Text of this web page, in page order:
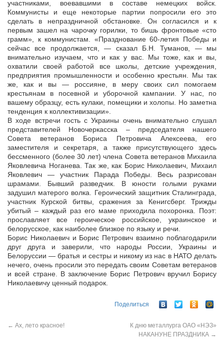
участниками, воевавшими в составе немецких войск.
Коммунисты и еще некоторые партии попросили его это
сделать в непраздничной обстановке. Он согласился и к
первым зашел на чарочку горилки, то бишь фронтовые «сто
грамм», к коммунистам. «Празднование 60-летия Победы и
сейчас все продолжается, — сказал Б.Н. Туманов, — мы
внимательно изучаем, что и как у вас. Мы тоже, как и вы,
охватили своей работой все школы, детские учреждения,
предприятия промышленности и особенно крестьян. Мы так
же, как и вы — россияне, в меру своих сил помогаем
крестьянам в посевной и уборочной кампании. У нас, по
вашему образцу, есть кулаки, помещики и холопы. Но заметна
тенденция к коллективизации».
В ходе встречи гость с Украины очень внимательно слушал
представителей Новочеркасска – председателя нашего
Совета ветеранов Бориса Петровича Алексеева, его
заместителя и секретаря, а также присутствующего здесь
бессменного (более 30 лет) члена Совета ветеранов Михаила
Яковлевича Ноганева. Так же, как Борис Николаевич, Михаил
Яковлевич — участник Парада Победы. Весь разрисован
шрамами. Бывший разведчик. В юности голыми руками
задушил матерого волка. Героический защитник Сталинграда,
участник Курской битвы, сражения за Кенигсберг. Трижды
убитый – каждый раз его маме приходила похоронка. Поэт:
прославляет все героическое российское, украинское и
белорусское, как наиболее близкое по языку и речи.
Борис Николаевич и Борис Петрович взаимно поблагодарили
друг друга и заверили, что народы России, Украины и
Белоруссии — братья и сестры и никому из нас в НАТО делать
нечего, очень просили это передать своим Советам ветеранов
и всей стране. В заключение Борис Петрович вручил Борису
Николаевичу ценный подарок.
Поделиться
← Ах, лето красное!
К дню металлурга ОАО «НЭЗ»
НАКАНУНЕ ПРАЗДНИКА →